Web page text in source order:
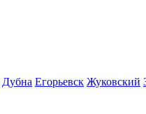
Дубна Егорьевск Жуковский